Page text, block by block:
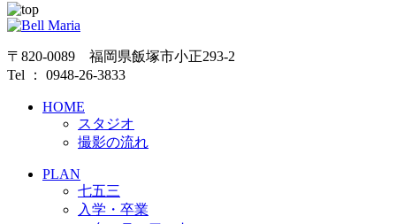
〒820-0089 福岡県飯塚市小正293-2
Tel ： 0948-26-3833
HOME
スタジオ
撮影の流れ
PLAN
七五三
入学・卒業